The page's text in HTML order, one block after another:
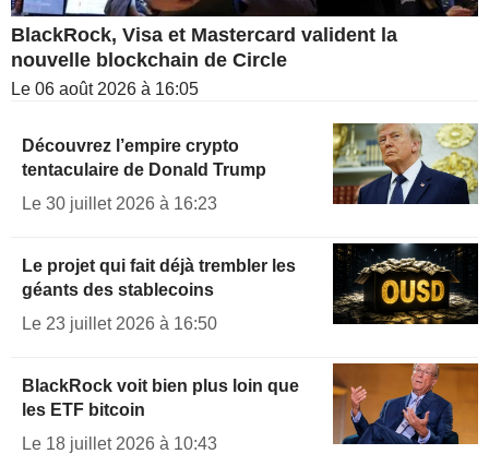
BlackRock, Visa et Mastercard valident la
nouvelle blockchain de Circle
Le 06 août 2026 à 16:05
Découvrez l’empire crypto
tentaculaire de Donald Trump
Le 30 juillet 2026 à 16:23
Le projet qui fait déjà trembler les
géants des stablecoins
Le 23 juillet 2026 à 16:50
BlackRock voit bien plus loin que
les ETF bitcoin
Le 18 juillet 2026 à 10:43